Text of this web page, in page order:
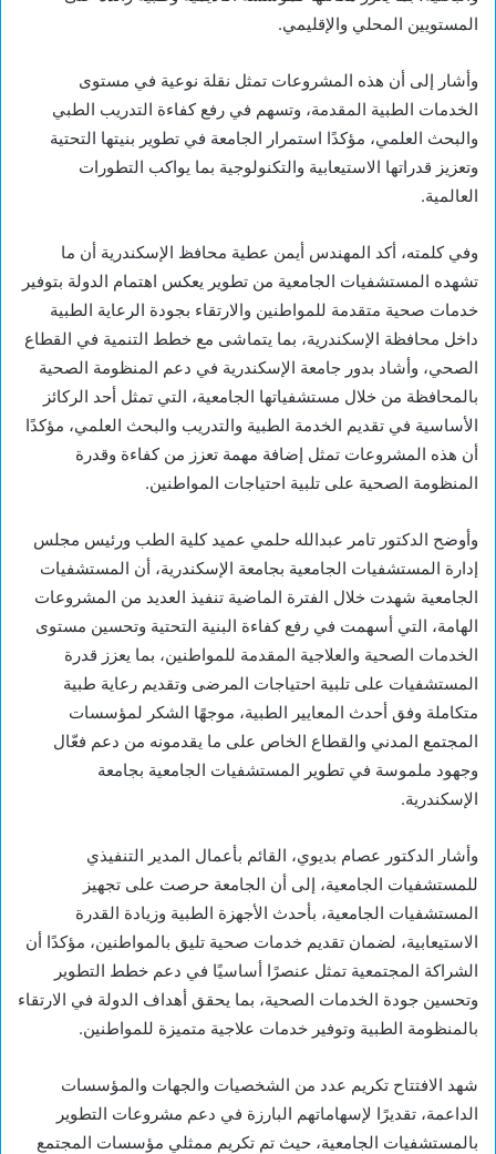
المستويين المحلي والإقليمي.
وأشار إلى أن هذه المشروعات تمثل نقلة نوعية في مستوى
الخدمات الطبية المقدمة، وتسهم في رفع كفاءة التدريب الطبي
والبحث العلمي، مؤكدًا استمرار الجامعة في تطوير بنيتها التحتية
وتعزيز قدراتها الاستيعابية والتكنولوجية بما يواكب التطورات
العالمية.
وفي كلمته، أكد المهندس أيمن عطية محافظ الإسكندرية أن ما
تشهده المستشفيات الجامعية من تطوير يعكس اهتمام الدولة بتوفير
خدمات صحية متقدمة للمواطنين والارتقاء بجودة الرعاية الطبية
داخل محافظة الإسكندرية، بما يتماشى مع خطط التنمية في القطاع
الصحي، وأشاد بدور جامعة الإسكندرية في دعم المنظومة الصحية
بالمحافظة من خلال مستشفياتها الجامعية، التي تمثل أحد الركائز
الأساسية في تقديم الخدمة الطبية والتدريب والبحث العلمي، مؤكدًا
أن هذه المشروعات تمثل إضافة مهمة تعزز من كفاءة وقدرة
المنظومة الصحية على تلبية احتياجات المواطنين.
وأوضح الدكتور تامر عبدالله حلمي عميد كلية الطب ورئيس مجلس
إدارة المستشفيات الجامعية بجامعة الإسكندرية، أن المستشفيات
الجامعية شهدت خلال الفترة الماضية تنفيذ العديد من المشروعات
الهامة، التي أسهمت في رفع كفاءة البنية التحتية وتحسين مستوى
الخدمات الصحية والعلاجية المقدمة للمواطنين، بما يعزز قدرة
المستشفيات على تلبية احتياجات المرضى وتقديم رعاية طبية
متكاملة وفق أحدث المعايير الطبية، موجهًا الشكر لمؤسسات
المجتمع المدني والقطاع الخاص على ما يقدمونه من دعم فعّال
وجهود ملموسة في تطوير المستشفيات الجامعية بجامعة
الإسكندرية.
وأشار الدكتور عصام بديوي، القائم بأعمال المدير التنفيذي
للمستشفيات الجامعية، إلى أن الجامعة حرصت على تجهيز
المستشفيات الجامعية، بأحدث الأجهزة الطبية وزيادة القدرة
الاستيعابية، لضمان تقديم خدمات صحية تليق بالمواطنين، مؤكدًا أن
الشراكة المجتمعية تمثل عنصرًا أساسيًا في دعم خطط التطوير
وتحسين جودة الخدمات الصحية، بما يحقق أهداف الدولة في الارتقاء
بالمنظومة الطبية وتوفير خدمات علاجية متميزة للمواطنين.
شهد الافتتاح تكريم عدد من الشخصيات والجهات والمؤسسات
الداعمة، تقديرًا لإسهاماتهم البارزة في دعم مشروعات التطوير
بالمستشفيات الجامعية، حيث تم تكريم ممثلي مؤسسات المجتمع